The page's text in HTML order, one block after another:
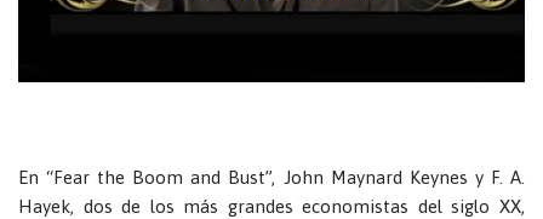
En “Fear the Boom and Bust”, John Maynard Keynes y F. A.
Hayek, dos de los más grandes economistas del siglo XX,